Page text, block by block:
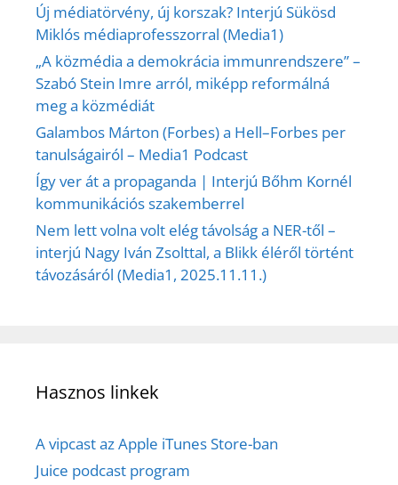
Új médiatörvény, új korszak? Interjú Sükösd
Miklós médiaprofesszorral (Media1)
„A közmédia a demokrácia immunrendszere” –
Szabó Stein Imre arról, miképp reformálná
meg a közmédiát
Galambos Márton (Forbes) a Hell–Forbes per
tanulságairól – Media1 Podcast
Így ver át a propaganda | Interjú Bőhm Kornél
kommunikációs szakemberrel
Nem lett volna volt elég távolság a NER-től –
interjú Nagy Iván Zsolttal, a Blikk éléről történt
távozásáról (Media1, 2025.11.11.)
Hasznos linkek
A vipcast az Apple iTunes Store-ban
Juice podcast program